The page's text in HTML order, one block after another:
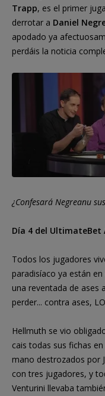
Trapp, es el primer
derrotar a Daniel
apodado ya
perdáis la noticia
¿Confesará Negreanu
Día 4 del UltimateBet
Todos los jugadores
paradisíaco ya están en
una reventada de ases
perder... contra ases,
Hellmuth se vio
cais todas sus fichas
mano destrozados por
con tres jugadores, y
Venturini llevaba